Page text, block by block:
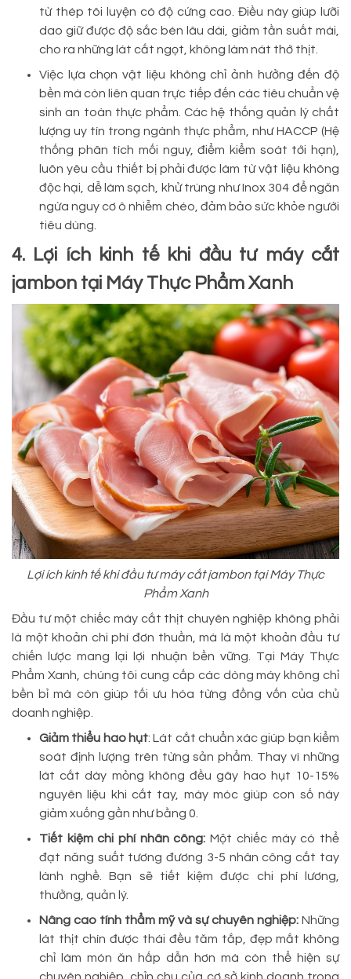
từ thép tôi luyện có độ cứng cao. Điều này giúp lưỡi
dao giữ được độ sắc bén lâu dài, giảm tần suất mài,
cho ra những lát cắt ngọt, không làm nát thớ thịt.
Việc lựa chọn vật liệu không chỉ ảnh hưởng đến độ
bền mà còn liên quan trực tiếp đến các tiêu chuẩn vệ
sinh an toàn thực phẩm. Các hệ thống quản lý chất
lượng uy tín trong ngành thực phẩm, như HACCP (Hệ
thống phân tích mối nguy, điểm kiểm soát tới hạn),
luôn yêu cầu thiết bị phải được làm từ vật liệu không
độc hại, dễ làm sạch, khử trùng như Inox 304 để ngăn
ngừa nguy cơ ô nhiễm chéo, đảm bảo sức khỏe người
tiêu dùng.
4. Lợi ích kinh tế khi đầu tư máy cắt
jambon tại Máy Thực Phẩm Xanh
Lợi ích kinh tế khi đầu tư máy cắt jambon tại Máy Thực
Phẩm Xanh
Đầu tư một chiếc máy cắt thịt chuyên nghiệp không phải
là một khoản chi phí đơn thuần, mà là một khoản đầu tư
chiến lược mang lại lợi nhuận bền vững. Tại Máy Thực
Phẩm Xanh, chúng tôi cung cấp các dòng máy không chỉ
bền bỉ mà còn giúp tối ưu hóa từng đồng vốn của chủ
doanh nghiệp.
Giảm thiểu hao hụt: Lát cắt chuẩn xác giúp bạn kiểm
soát định lượng trên từng sản phẩm. Thay vì những
lát cắt dày mỏng không đều gây hao hụt 10-15%
nguyên liệu khi cắt tay, máy móc giúp con số này
giảm xuống gần như bằng 0.
Tiết kiệm chi phí nhân công: Một chiếc máy có thể
đạt năng suất tương đương 3-5 nhân công cắt tay
lành nghề. Bạn sẽ tiết kiệm được chi phí lương,
thưởng, quản lý.
Nâng cao tính thẩm mỹ và sự chuyên nghiệp: Những
lát thịt chín được thái đều tăm tắp, đẹp mắt không
chỉ làm món ăn hấp dẫn hơn mà còn thể hiện sự